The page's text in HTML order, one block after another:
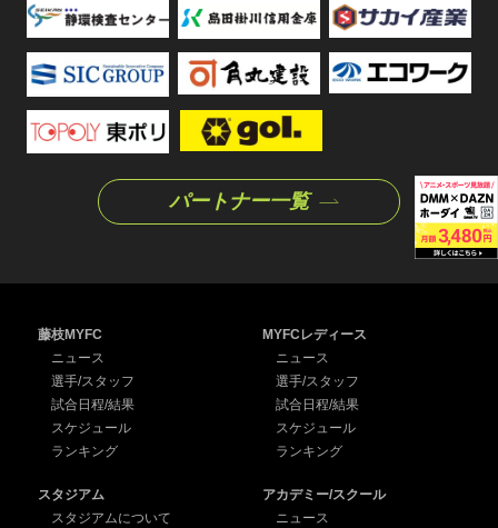
パートナー一覧
藤枝MYFC
ニュース
選手/スタッフ
試合日程/結果
スケジュール
ランキング
MYFCレディース
ニュース
選手/スタッフ
試合日程/結果
スケジュール
ランキング
スタジアム
スタジアムについて
アカデミー/スクール
ニュース